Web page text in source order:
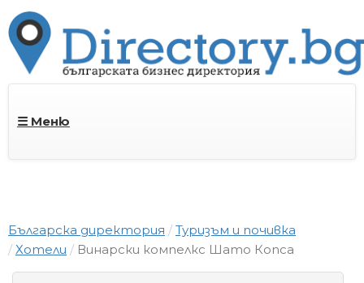
☰ Меню
Българска директория
Туризъм и почивка
Хотели
Винарски компелкс Шато Копса